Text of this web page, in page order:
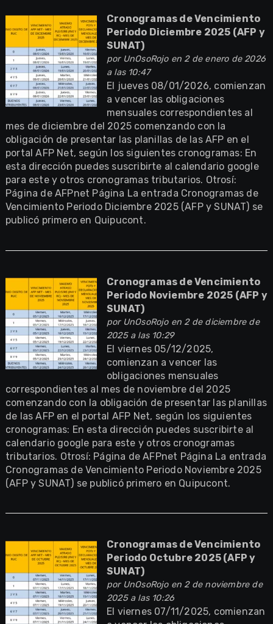
Cronogramas de Vencimiento
Periodo Diciembre 2025 (AFP y
SUNAT)
por UnOsoRojoen 2 de enero de 2026
a las 10:47
El jueves 08/01/2026, comienzan
a vencer las obligaciones
mensuales correspondientes al
mes de diciembre del 2025 comenzando con la
obligación de presentar las planillas de las AFP en el
portal AFP Net, según los siguientes cronogramas: En
esta dirección puedes suscribirte al calendario google
para este y otros cronogramas tributarios. Otrosí:
Página de AFPnet Página La entrada Cronogramas de
Vencimiento Periodo Diciembre 2025 (AFP y SUNAT) se
publicó primero en Quipucont.
Cronogramas de Vencimiento
Periodo Noviembre 2025 (AFP y
SUNAT)
por UnOsoRojoen 2 de diciembre de
2025 a las 10:29
El viernes 05/12/2025,
comienzan a vencer las
obligaciones mensuales
correspondientes al mes de noviembre del 2025
comenzando con la obligación de presentar las planillas
de las AFP en el portal AFP Net, según los siguientes
cronogramas: En esta dirección puedes suscribirte al
calendario google para este y otros cronogramas
tributarios. Otrosí: Página de AFPnet Página La entrada
Cronogramas de Vencimiento Periodo Noviembre 2025
(AFP y SUNAT) se publicó primero en Quipucont.
Cronogramas de Vencimiento
Periodo Octubre 2025 (AFP y
SUNAT)
por UnOsoRojoen 2 de noviembre de
2025 a las 10:26
El viernes 07/11/2025, comienzan